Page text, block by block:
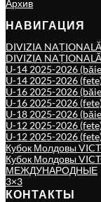
Архив
НАВИГАЦИЯ
DIVIZIA
DIVIZIA
U-14 2025-2026
U-14 2025-2026
U-16 2025-2026
U-16 2025-2026
U-18 2025-2026
U-12 2025-2026
U-12 2025-2026
Кубок Молдовы
Кубок Молдовы
МЕЖДУНАРОДНЫЕ
3×3
КОНТАКТЫ